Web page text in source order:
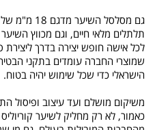
גם מסלסל
תלתלים מלאי חיים, וגם מכווץ
לכל אישה חופש יצירה בדרך
שמוצרי החברה עומדים בתקני
הישראלי כדי שכל שימוש יהיה בטוח.
משיקום מושלם ועד עיצוב ופיסול
כאמור, לא רק מחליק לשיער